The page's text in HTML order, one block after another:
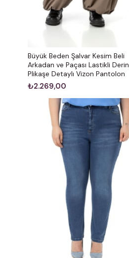
Büyük Beden Şalvar Kesim Beli
Arkadan ve Paçası Lastikli Derin
Plikaşe Detaylı Vizon Pantolon
₺2.269,00